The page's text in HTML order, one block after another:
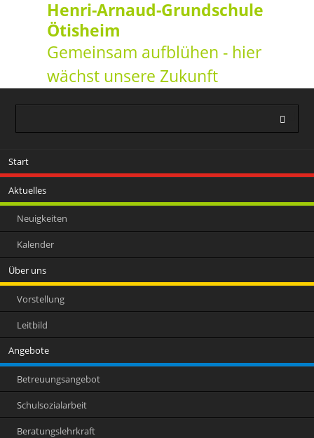
Henri-Arnaud-Grundschule
Ötisheim
Gemeinsam aufblühen - hier
wächst unsere Zukunft
überspringen
Start
Aktuelles
Neuigkeiten
Kalender
Über uns
Vorstellung
Leitbild
Angebote
Betreuungsangebot
Schulsozialarbeit
Beratungslehrkraft